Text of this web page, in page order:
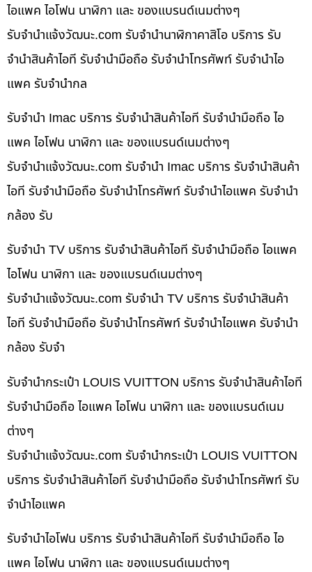
ไอแพค ไอโฟน นาฬิกา และ ของแบรนด์เนมต่างๆ
รับจํานําแจ้งวัฒนะ.com รับจำนำนาฬิกาคาสิโอ บริการ รับ
จำนำสินค้าไอที รับจำนำมือถือ รับจำนำโทรศัพท์ รับจำนำไอ
แพค รับจำนำกล
รับจำนำ Imac บริการ รับจำนำสินค้าไอที รับจำนำมือถือ ไอ
แพค ไอโฟน นาฬิกา และ ของแบรนด์เนมต่างๆ
รับจํานําแจ้งวัฒนะ.com รับจำนำ Imac บริการ รับจำนำสินค้า
ไอที รับจำนำมือถือ รับจำนำโทรศัพท์ รับจำนำไอแพค รับจำนำ
กล้อง รับ
รับจำนำ TV บริการ รับจำนำสินค้าไอที รับจำนำมือถือ ไอแพค
ไอโฟน นาฬิกา และ ของแบรนด์เนมต่างๆ
รับจํานําแจ้งวัฒนะ.com รับจำนำ TV บริการ รับจำนำสินค้า
ไอที รับจำนำมือถือ รับจำนำโทรศัพท์ รับจำนำไอแพค รับจำนำ
กล้อง รับจำ
รับจำนำกระเป๋า LOUIS VUITTON บริการ รับจำนำสินค้าไอที
รับจำนำมือถือ ไอแพค ไอโฟน นาฬิกา และ ของแบรนด์เนม
ต่างๆ
รับจํานําแจ้งวัฒนะ.com รับจำนำกระเป๋า LOUIS VUITTON
บริการ รับจำนำสินค้าไอที รับจำนำมือถือ รับจำนำโทรศัพท์ รับ
จำนำไอแพค
รับจำนำไอโฟน บริการ รับจำนำสินค้าไอที รับจำนำมือถือ ไอ
แพค ไอโฟน นาฬิกา และ ของแบรนด์เนมต่างๆ